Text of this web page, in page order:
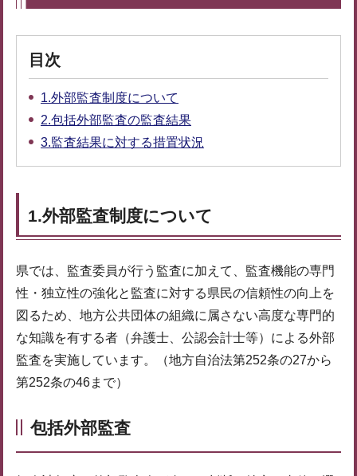
目次
1.外部監査制度について
2.包括外部監査の監査結果
3.監査結果に対する措置状況
1.外部監査制度について
県では、監査委員が行う監査に加えて、監査機能の専門
性・独立性の強化と監査に対する県民の信頼性の向上を
図るため、地方公共団体の組織に属さない高度な専門的
な知識を有する者（弁護士、公認会計士等）による外部
監査を実施しています。（地方自治法第252条の27から
第252条の46まで）
包括外部監査